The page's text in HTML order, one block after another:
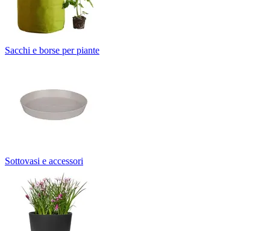
Sacchi e borse per piante
Sottovasi e accessori